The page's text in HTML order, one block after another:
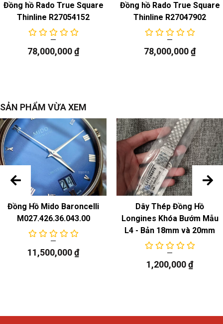
Chuyển động
Chuyển động cơ học tự động
Chức năng
Đồng hồ Rado True Square
Thinline R27054152
78,000,000₫
Đồng hồ Rado True Square
Thinline R27047902
78,000,000₫
SẢN PHẨM VỪA XEM
Đồng Hồ Mido Baroncelli
M027.426.36.043.00
11,500,000₫
Dây Thép Đồng Hồ
Longines Khóa Bướm Mẫu
L4 - Bản 18mm và 20mm
1,200,000₫